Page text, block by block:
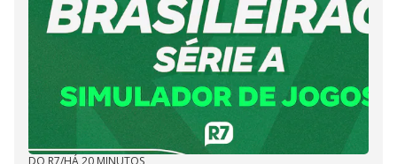
DO R7/HÁ 20 MINUTOS